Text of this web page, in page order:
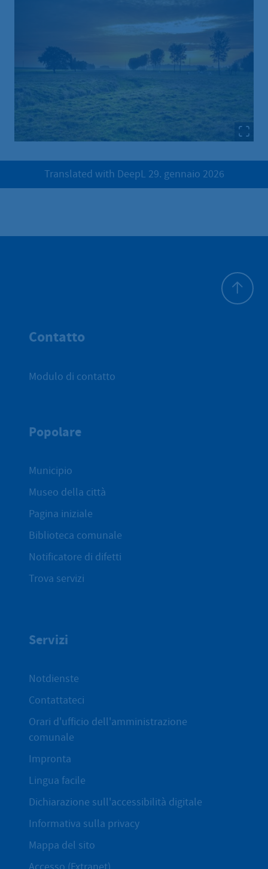
Translated with DeepL 29. gennaio 2026
Contatto
Modulo di contatto
Popolare
Municipio
Museo della città
Pagina iniziale
Biblioteca comunale
Notificatore di difetti
Trova servizi
Servizi
Notdienste
Contattateci
Orari d'ufficio dell'amministrazione
comunale
Impronta
Lingua facile
Dichiarazione sull'accessibilità digitale
Informativa sulla privacy
Mappa del sito